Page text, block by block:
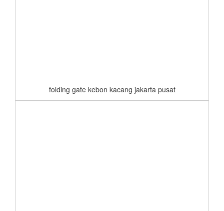
folding gate kebon kacang jakarta pusat